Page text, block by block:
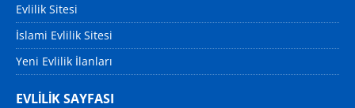
Evlilik Sitesi
İslami Evlilik Sitesi
Yeni Evlilik İlanları
EVLİLİK SAYFASI